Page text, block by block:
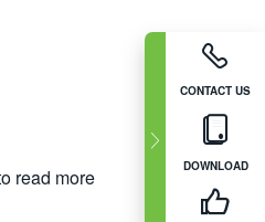
CONTACT US
DOWNLOAD
read more